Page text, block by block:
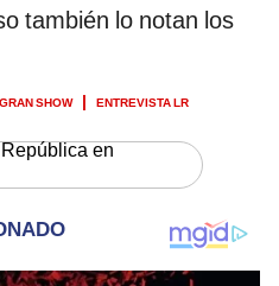
también lo notan los
SHOW ENTREVISTA LR
en